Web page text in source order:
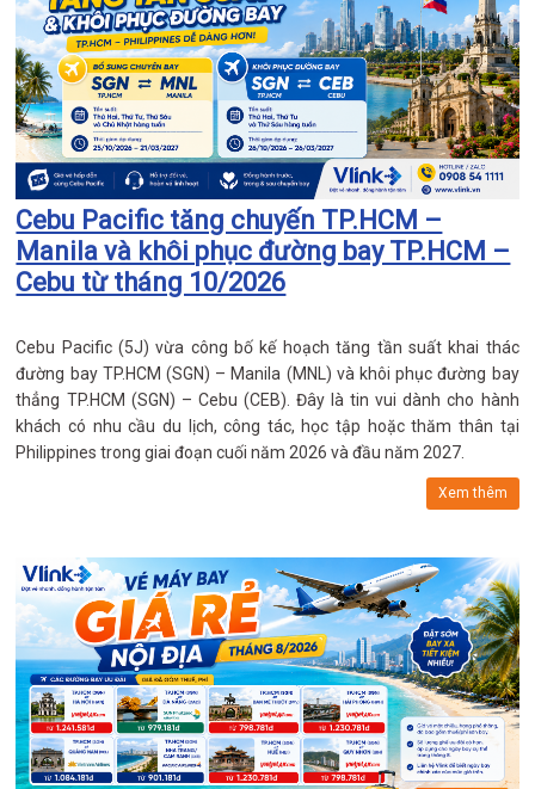
Cebu Pacific tăng chuyến TP.HCM –
Manila và khôi phục đường bay TP.HCM –
Cebu từ tháng 10/2026
Cebu Pacific (5J) vừa công bố kế hoạch tăng tần suất khai thác
đường bay TP.HCM (SGN) – Manila (MNL) và khôi phục đường bay
thẳng TP.HCM (SGN) – Cebu (CEB). Đây là tin vui dành cho hành
khách có nhu cầu du lịch, công tác, học tập hoặc thăm thân tại
Philippines trong giai đoạn cuối năm 2026 và đầu năm 2027.
Xem thêm